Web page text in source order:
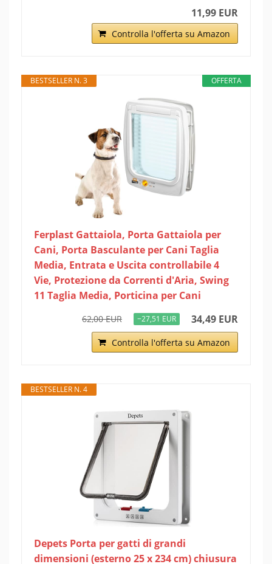
11,99 EUR
Controlla l'offerta su Amazon
OFFERTA
BESTSELLER N. 3
Ferplast Gattaiola, Porta Gattaiola per
Cani, Porta Basculante per Cani Taglia
Media, Entrata e Uscita controllabile 4
Vie, Protezione da Correnti d'Aria, Swing
11 Taglia Media, Porticina per Cani
62,00 EUR −27,51 EUR 34,49 EUR
Controlla l'offerta su Amazon
BESTSELLER N. 4
Depets Porta per gatti di grandi
dimensioni (esterno 25 x 234 cm) chiusura